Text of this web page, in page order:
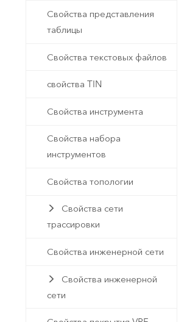
Свойства представления
таблицы
Свойства текстовых файлов
свойства TIN
Свойства инструмента
Свойства набора
инструментов
Свойства топологии
Свойства сети
трассировки
Свойства инженерной сети
Свойства инженерной
сети